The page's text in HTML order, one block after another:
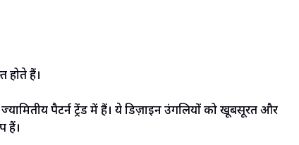
होते हैं।
पैटर्न ट्रेंड में हैं। ये डिज़ाइन उंगलियों को खूबसूरत और
हैं।